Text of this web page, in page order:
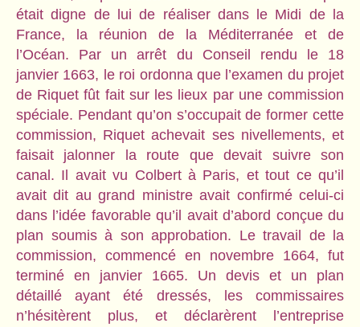
était digne de lui de réaliser dans le Midi de la
France, la réunion de la Méditerranée et de
l’Océan. Par un arrêt du Conseil rendu le 18
janvier 1663, le roi ordonna que l’examen du projet
de Riquet fût fait sur les lieux par une commission
spéciale. Pendant qu’on s’occupait de former cette
commission, Riquet achevait ses nivellements, et
faisait jalonner la route que devait suivre son
canal. Il avait vu Colbert à Paris, et tout ce qu’il
avait dit au grand ministre avait confirmé celui-ci
dans l’idée favorable qu’il avait d’abord conçue du
plan soumis à son approbation. Le travail de la
commission, commencé en novembre 1664, fut
terminé en janvier 1665. Un devis et un plan
détaillé ayant été dressés, les commissaires
n’hésitèrent plus, et déclarèrent l’entreprise